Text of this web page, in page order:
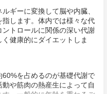
ギーに変換して脳や内臓、
します。体内では様々な代
トロールに関係の深い代謝
健康的にダイエットしま
を占めるのが基礎代謝で
や筋肉の熱産生によって自